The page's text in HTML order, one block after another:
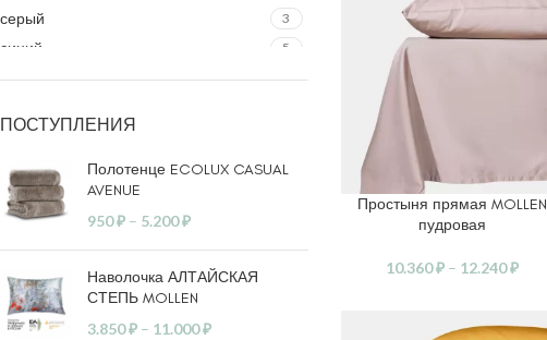
серый 3
синий 5
слоновая кость 2
золотой
шампань 1
ПОСТУПЛЕНИЯ
Полотенце ECOLUX CASUAL
AVENUE
950₽ – 5.200₽
Наволочка АЛТАЙСКАЯ
СТЕПЬ MOLLEN
3.850₽ – 11.000₽
ВЫБЕРИТЕ ПАРАМЕТРЫ
Простыня прямая MOLLEN
пудровая
10.360₽ – 12.240₽